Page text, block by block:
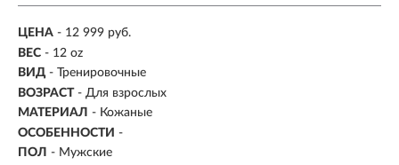
ЦЕНА - 12 999 руб.
ВЕС - 12 oz
ВИД - Тренировочные
ВОЗРАСТ - Для взрослых
МАТЕРИАЛ - Кожаные
ОСОБЕННОСТИ -
ПОЛ - Мужские